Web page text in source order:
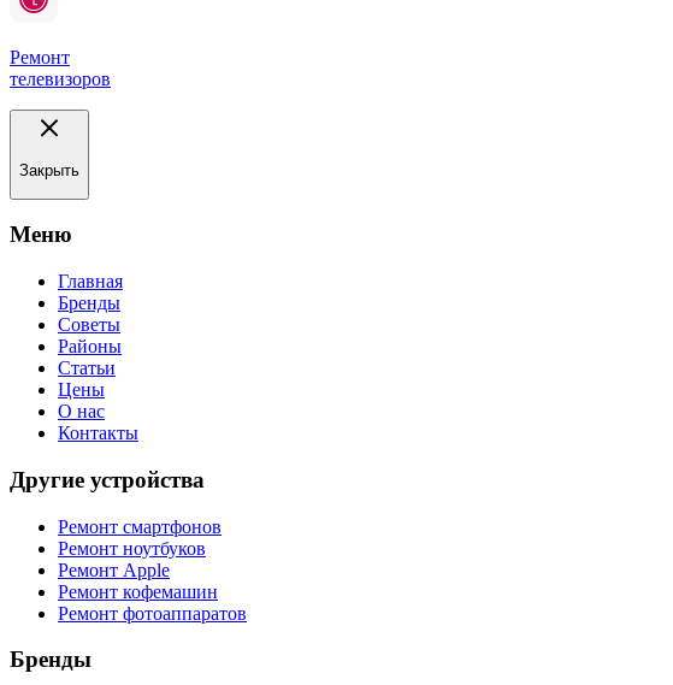
Ремонт
телевизоров
Закрыть
Meню
Главная
Бренды
Советы
Районы
Статьи
Цены
О нас
Контакты
Другие устройства
Ремонт смартфонов
Ремонт ноутбуков
Ремонт Apple
Ремонт кофемашин
Ремонт фотоаппаратов
Бренды